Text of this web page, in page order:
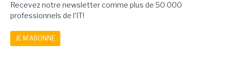
Recevez notre newsletter comme plus de 50 000
professionnels de l'IT!
JE M'ABONNE